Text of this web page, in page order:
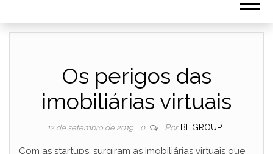
Os perigos das
imobiliárias virtuais
12 de setembro de 2019 0 Por BHGROUP
Com as startups, surgiram as imobiliárias virtuais que